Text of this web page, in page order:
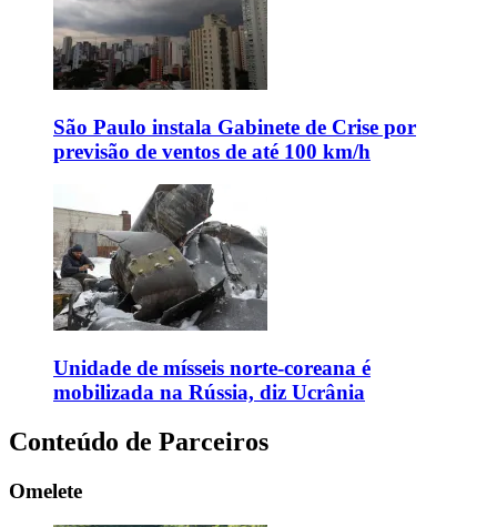
São Paulo instala Gabinete de Crise por
previsão de ventos de até 100 km/h
Unidade de mísseis norte-coreana é
mobilizada na Rússia, diz Ucrânia
Conteúdo de Parceiros
Omelete